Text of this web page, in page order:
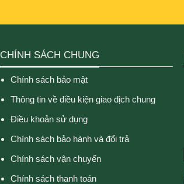
CHÍNH SÁCH CHUNG
Chính sách bảo mật
Thông tin về điều kiện giao dịch chung
Điều khoản sử dụng
Chính sách bảo hành và đổi trả
Chính sách vận chuyển
Chính sách thanh toán